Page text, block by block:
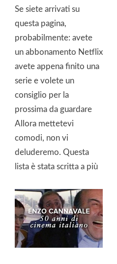
Se siete arrivati su
questa pagina,
probabilmente: avete
un abbonamento Netflix
avete appena finito una
serie e volete un
consiglio per la
prossima da guardare
Allora mettetevi
comodi, non vi
deluderemo. Questa
lista è stata scritta a più
redazione! Lista delle
migliori serie TV Netflix
da vedere nel 2019 Se
amate […]